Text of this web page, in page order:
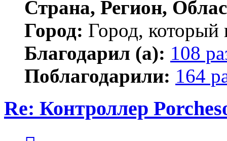
Страна, Регион,
Город: Город, который
Благодарил (а): 108
Поблагодарили: 164
Re: Контроллер